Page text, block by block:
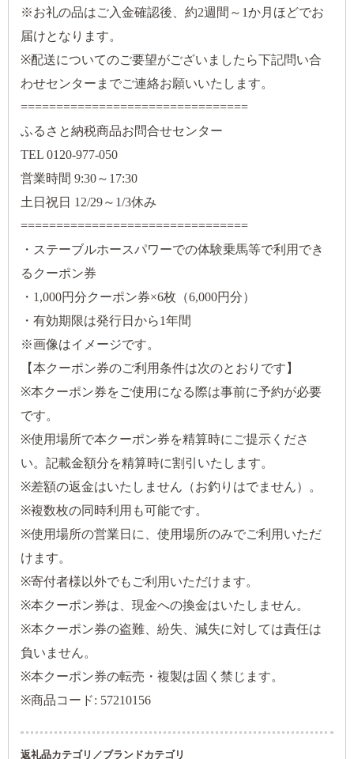
※お礼の品はご入金確認後、約2週間～1か月ほどでお
届けとなります。
※配送についてのご要望がございましたら下記問い合
わせセンターまでご連絡お願いいたします。
================================
ふるさと納税商品お問合せセンター
TEL 0120-977-050
営業時間 9:30～17:30
土日祝日 12/29～1/3休み
================================
・ステーブルホースパワーでの体験乗馬等で利用でき
るクーポン券
・1,000円分クーポン券×6枚（6,000円分）
・有効期限は発行日から1年間
※画像はイメージです。
【本クーポン券のご利用条件は次のとおりです】
※本クーポン券をご使用になる際は事前に予約が必要
です。
※使用場所で本クーポン券を精算時にご提示くださ
い。記載金額分を精算時に割引いたします。
※差額の返金はいたしません（お釣りはでません）。
※複数枚の同時利用も可能です。
※使用場所の営業日に、使用場所のみでご利用いただ
けます。
※寄付者様以外でもご利用いただけます。
※本クーポン券は、現金への換金はいたしません。
※本クーポン券の盗難、紛失、減失に対しては責任は
負いません。
※本クーポン券の転売・複製は固く禁じます。
※商品コード: 57210156
返礼品カテゴリ／ブランドカテゴリ